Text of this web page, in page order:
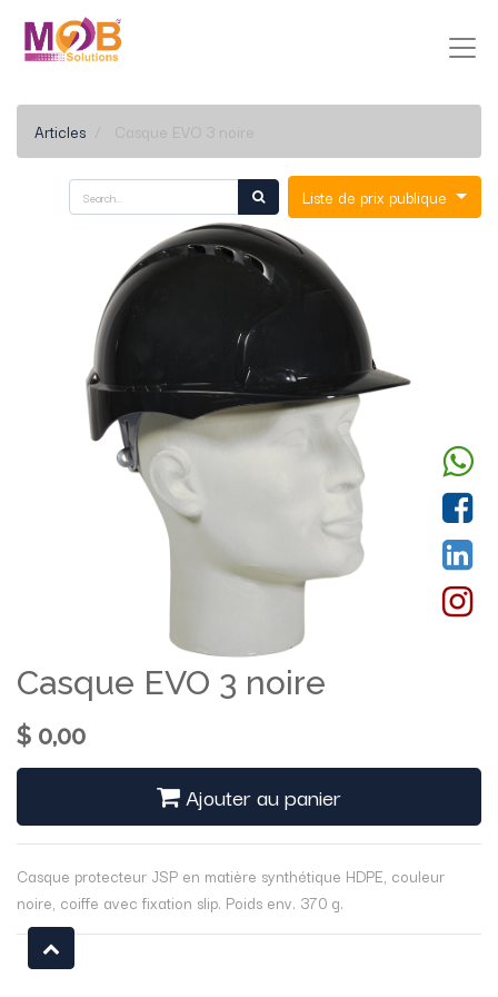
Articles Casque EVO 3 noire
Liste de prix publique
Casque EVO 3 noire
$ 0,00
Ajouter au panier
Casque protecteur JSP en matière synthétique HDPE, couleur
noire, coiffe avec fixation slip. Poids env. 370 g.